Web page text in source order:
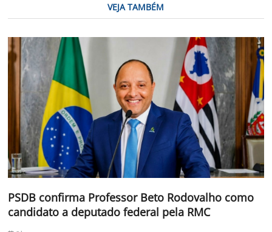
VEJA TAMBÉM
PSDB confirma Professor Beto Rodovalho como
candidato a deputado federal pela RMC